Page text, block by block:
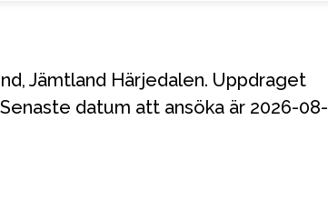
datum att ansöka är 2026-08-